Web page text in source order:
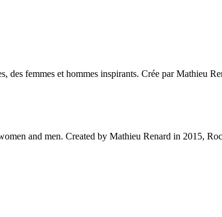
des femmes et hommes inspirants. Crée par Mathieu
and men. Created by Mathieu Renard in 2015,